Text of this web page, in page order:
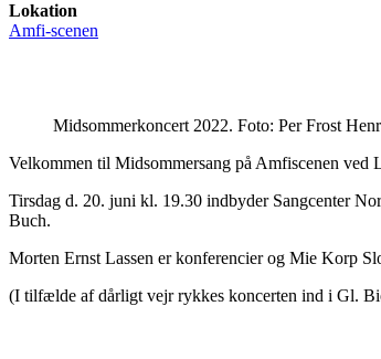
Lokation
Amfi-scenen
Midsommerkoncert 2022. Foto: Per Frost
Velkommen til Midsommersang på Amfiscenen ved
Tirsdag d. 20. juni kl. 19.30 indbyder Sangcenter
Buch.
Morten Ernst Lassen er konferencier og Mie Korp
(I tilfælde af dårligt vejr rykkes koncerten ind i Gl.